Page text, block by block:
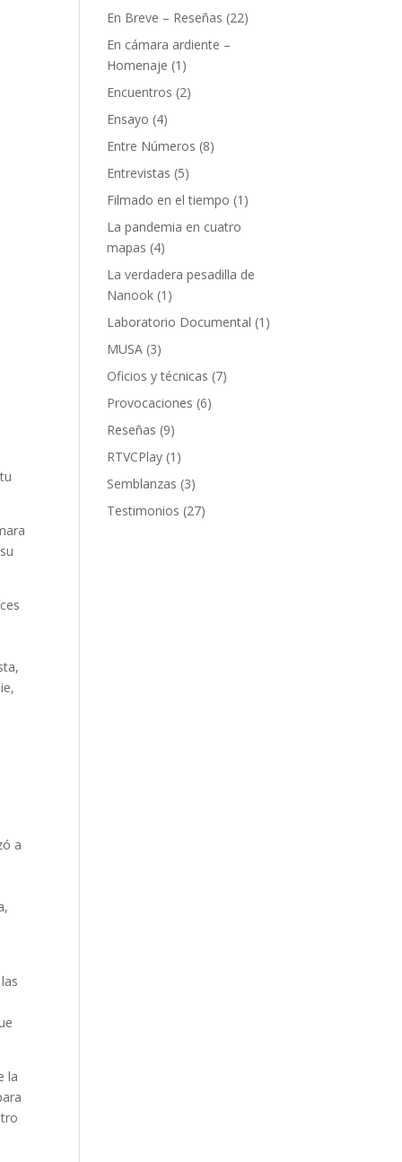
a
la
En Breve – Reseñas (22)
En cámara ardiente –
Homenaje (1)
Encuentros (2)
Ensayo (4)
Entre Números (8)
Entrevistas (5)
Filmado en el tiempo (1)
La pandemia en cuatro
mapas (4)
La verdadera pesadilla de
Nanook (1)
Laboratorio Documental (1)
MUSA (3)
Oficios y técnicas (7)
Provocaciones (6)
Reseñas (9)
RTVCPlay (1)
Semblanzas (3)
Testimonios (27)